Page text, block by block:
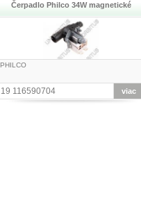
Čerpadlo Philco 34W magnetické
PHILCO
19 116590704 viac